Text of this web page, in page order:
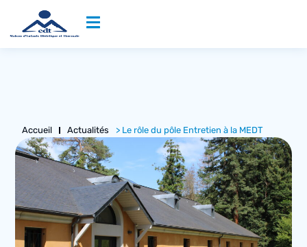
Accueil Actualités > Le rôle du pôle Entretien à la MEDT